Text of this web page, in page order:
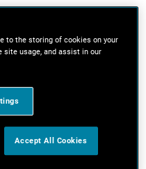
to the storing of cookies on your
site usage, and assist in our
Accept All Cookies